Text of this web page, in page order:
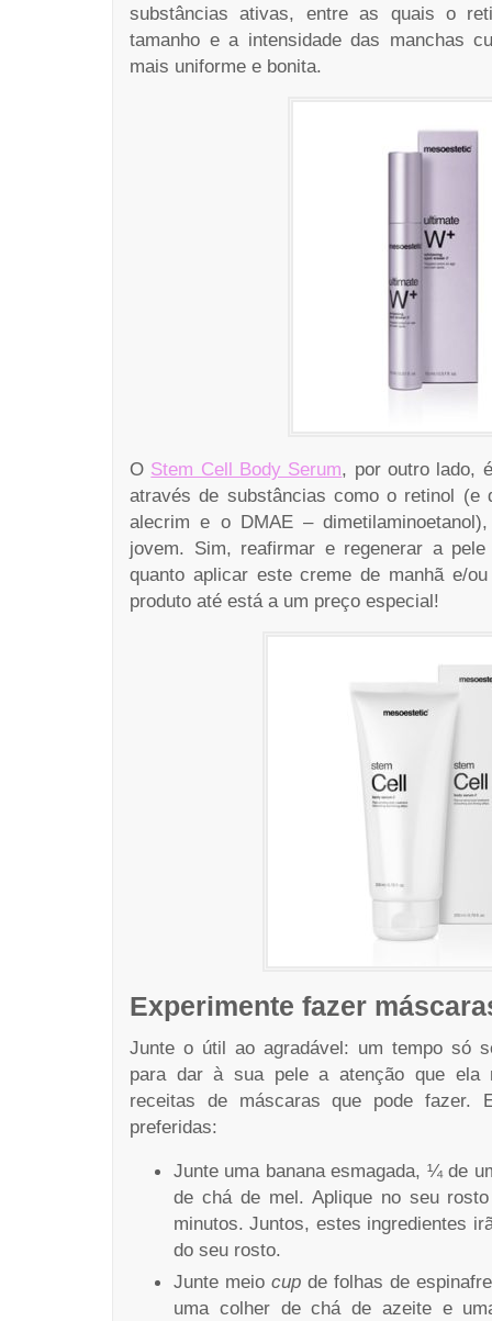
substâncias ativas, entre as quais o
tamanho e a intensidade das manchas
mais uniforme e bonita.
O Stem Cell Body Serum, por outro lado,
através de substâncias como o retinol (e
alecrim e o DMAE –
jovem. Sim, reafirmar e regenerar a
quanto aplicar este creme de manhã e/
produto até está a um preço especial!
Experimente fazer
Junte o útil ao agradável: um tempo só
para dar à sua pele a atenção que ela
receitas de máscaras que pode fazer.
preferidas:
Junte uma banana esmagada, ¼ de
de chá de mel. Aplique no seu
minutos. Juntos, estes ingredientes
do seu rosto.
Junte meio cup de folhas de
uma colher de chá de azeite e